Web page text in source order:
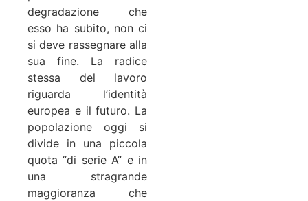
degradazione che
esso ha subito, non ci
si deve rassegnare alla
sua fine. La radice
stessa del lavoro
riguarda l’identità
europea e il futuro. La
popolazione oggi si
divide in una piccola
quota “di serie A” e in
una stragrande
maggioranza che